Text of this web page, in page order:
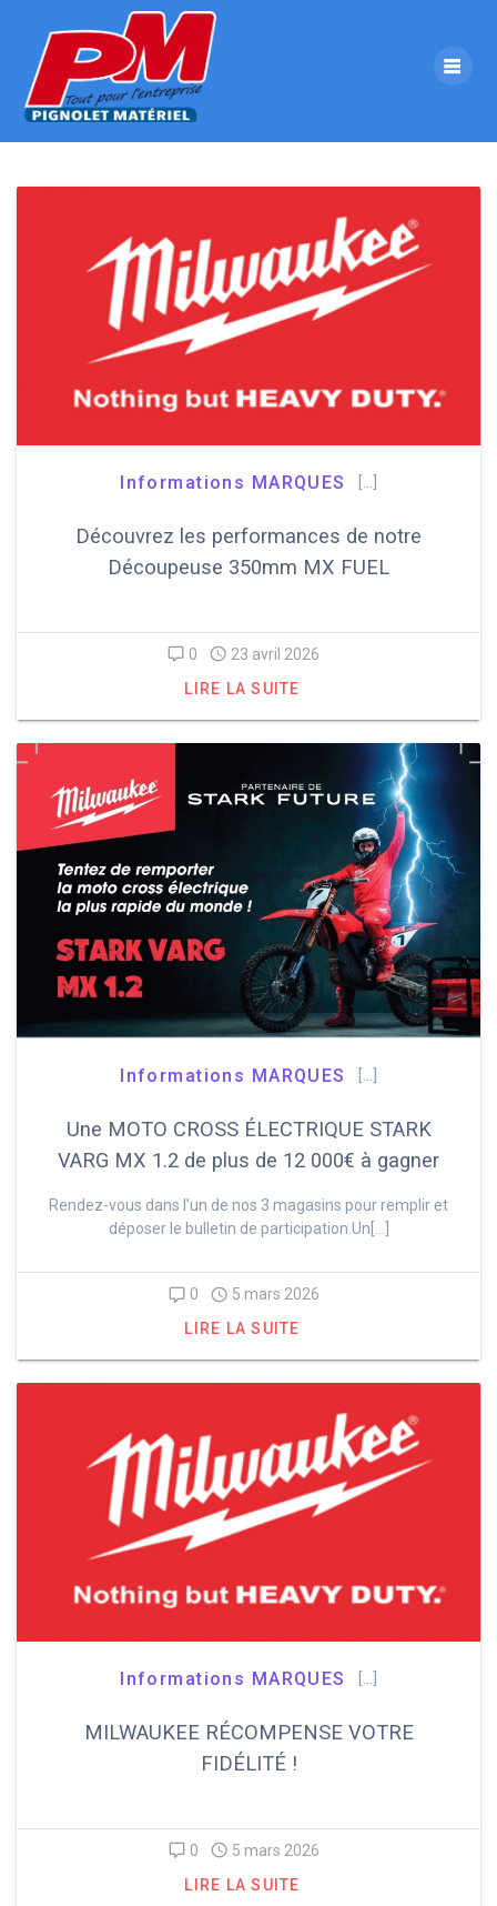
Informations MARQUES
Découvrez les performances de notre
Découpeuse 350mm MX FUEL
0
23 avril 2026
LIRE LA SUITE
Informations MARQUES
Une MOTO CROSS ÉLECTRIQUE STARK
VARG MX 1.2 de plus de 12 000€ à gagner
Rendez-vous dans l’un de nos 3 magasins pour remplir et
déposer le bulletin de participation.Un[…]
0
5 mars 2026
LIRE LA SUITE
Informations MARQUES […]
MILWAUKEE RÉCOMPENSE VOTRE
FIDÉLITÉ !
0
5 mars 2026
LIRE LA SUITE